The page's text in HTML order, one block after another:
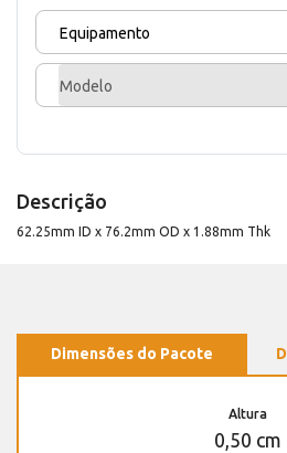
Equipamento
Modelo
Descrição
62.25mm ID x 76.2mm OD x 1.88mm Thk
Dimensões do Pacote
Altura
0,50 cm